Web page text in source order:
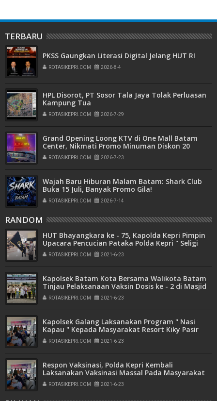
TERBARU
PKSS Gaungkan Literasi Digital Jelang HUT RI
ROTASIKEPRI.COM 2026-8-4
HPL Disorot, PT Sosor Tala Jaya Tolak Perluasan
Kampung Tua
ROTASIKEPRI.COM 2026-7-29
Grand Opening Loong KTV di One Mall Batam
Center, Nikmati Promo Minuman Diskon 20
Persen
ROTASIKEPRI.COM 2026-7-23
Wajah Baru Hiburan Malam Batam: Shark Club
Buka 15 Juli, Banyak Promo Gila!
ROTASIKEPRI.COM 2026-7-14
RANDOM
HUT Bhayangkara ke - 75, Kapolda Kepri Pimpin
Upacara Pencucian Pataka Polda Kepri " Seligi
Sakti Marwah Negeri "
ROTASIKEPRI.COM 2021-6-23
Kapolsek Batam Kota Bersama Walikota Batam
Tinjau Pelaksanaan Vaksin Dosis ke - 2 di Masjid
Bukit Indah Sukajadi
ROTASIKEPRI.COM 2021-6-23
Kapolsek Galang Laksanakan Program " Nasi
Kapau " Kepada Masyarakat Resort Kiky Pasir
Gelam
ROTASIKEPRI.COM 2021-6-23
Respon Vaksinasi, Polda Kepri Kembali
Laksanakan Vaksinasi Massal Pada Masyarakat
ROTASIKEPRI.COM 2021-6-23